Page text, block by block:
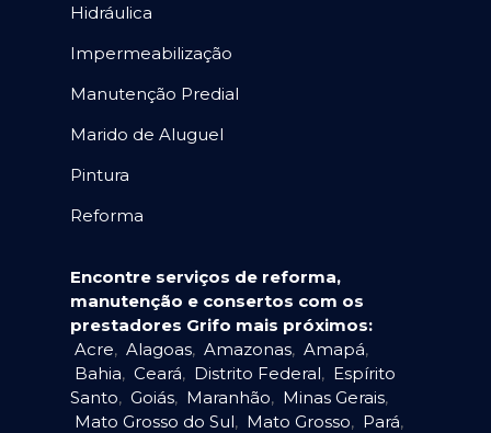
Hidráulica
Impermeabilização
Manutenção Predial
Marido de Aluguel
Pintura
Reforma
Encontre serviços de reforma,
manutenção e consertos com os
prestadores Grifo mais próximos:
Acre, Alagoas, Amazonas, Amapá,
Bahia, Ceará, Distrito Federal, Espírito
Santo, Goiás, Maranhão, Minas Gerais,
Mato Grosso do Sul, Mato Grosso, Pará,